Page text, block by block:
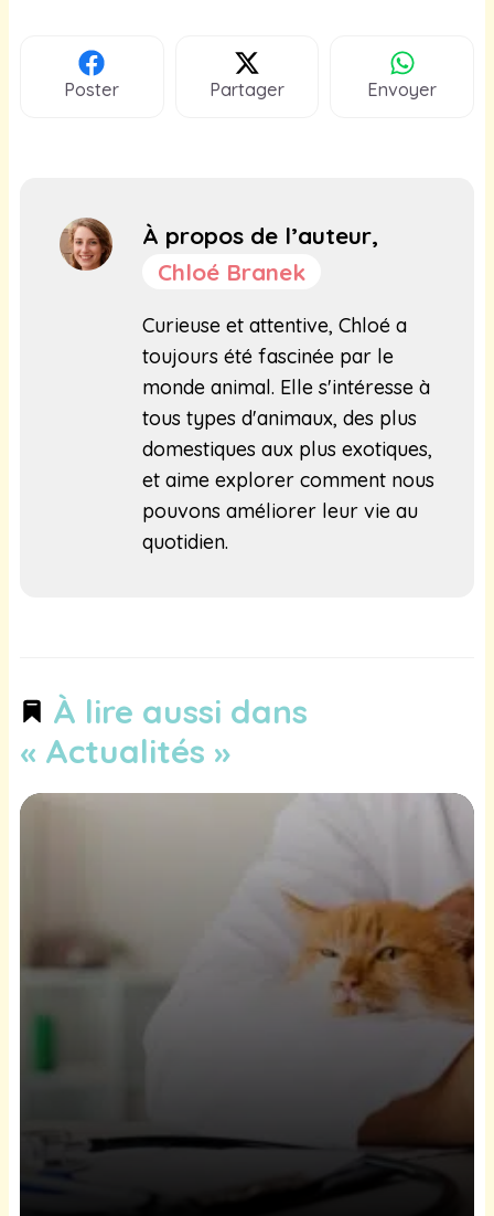
Poster Partager Envoyer
À propos de l’auteur,
Chloé Branek
Curieuse et attentive, Chloé a
toujours été fascinée par le
monde animal. Elle s'intéresse à
tous types d'animaux, des plus
domestiques aux plus exotiques,
et aime explorer comment nous
pouvons améliorer leur vie au
quotidien.
À lire aussi dans
« Actualités »